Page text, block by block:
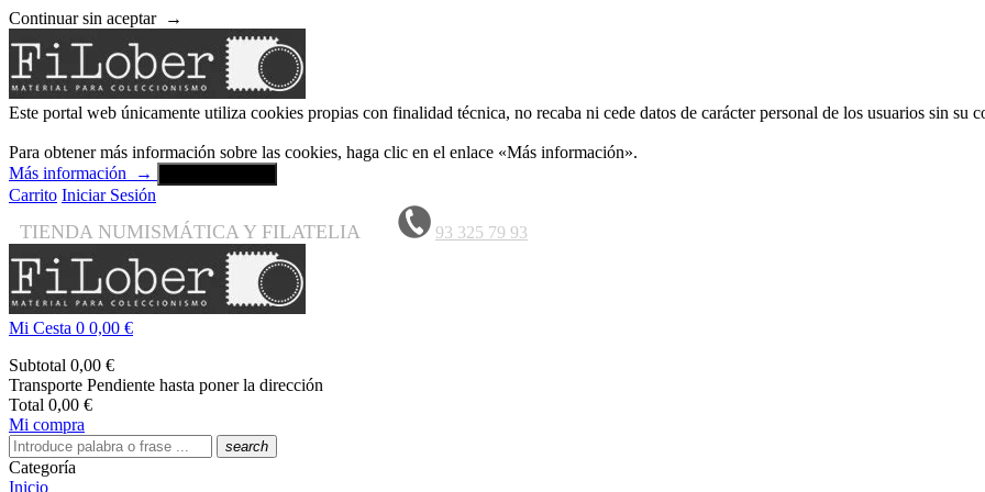
Continuar sin aceptar →
Este portal web únicamente utiliza cookies propias con finalidad técnica, no recaba ni cede datos de carácter personal de los usuarios sin su
Para obtener más información sobre las cookies, haga clic en el enlace «Más información».
Más información
→
Carrito Iniciar Sesión
TIENDA NUMISMÁTICA Y FILATELIA 93 325 79 93
Mi Cesta 0 0,00 €
Subtotal 0,00 €
Transporte Pendiente hasta poner la dirección
Total 0,00 €
Mi compra
search
Categoría
Inicio